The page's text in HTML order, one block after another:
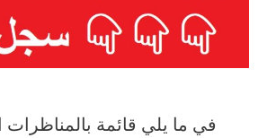
في ما يلي قائمة بالمناظرات